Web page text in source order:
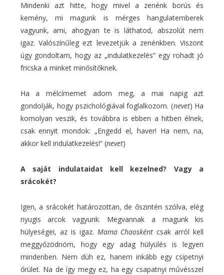
Mindenki azt hitte, hogy mivel a zenénk borús és
kemény, mi magunk is mérges hangulatemberek
vagyunk, ami, ahogyan te is láthatod, abszolút nem
igaz. Valószínűleg ezt levezetjük a zenénkben. Viszont
úgy gondoltam, hogy az „indulatkezelés” egy rohadt jó
fricska a minket minősítőknek.
Ha a mélcímemet adom meg, a mai napig azt
gondolják, hogy pszichológiával foglalkozom. (nevet) Ha
komolyan veszik, és továbbra is ebben a hitben élnek,
csak ennyit mondok: „Engedd el, haver! Ha nem, na,
akkor kell indulatkezelés!” (nevet)
A saját indulataidat kell kezelned? Vagy a
srácokét?
Igen, a srácokét határozottan, de őszintén szólva, elég
nyugis arcok vagyunk. Megvannak a magunk kis
hülyeségei, az is igaz. Mama Chaosként csak arról kell
meggyőzödnöm, hogy egy adag hülyülés is legyen
mindenben. Nem düh ez, hanem inkább egy csipetnyi
őrület. Na de így megy ez, ha egy csapatnyi művésszel